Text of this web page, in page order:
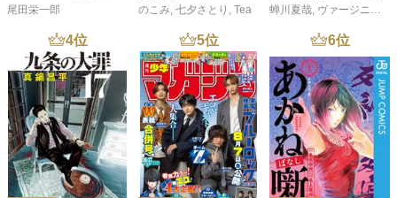
尾田栄一郎
のこみ, 七夕さとり , Tea
蝉川夏哉, ヴァージニア二等兵
4位 5位 6位